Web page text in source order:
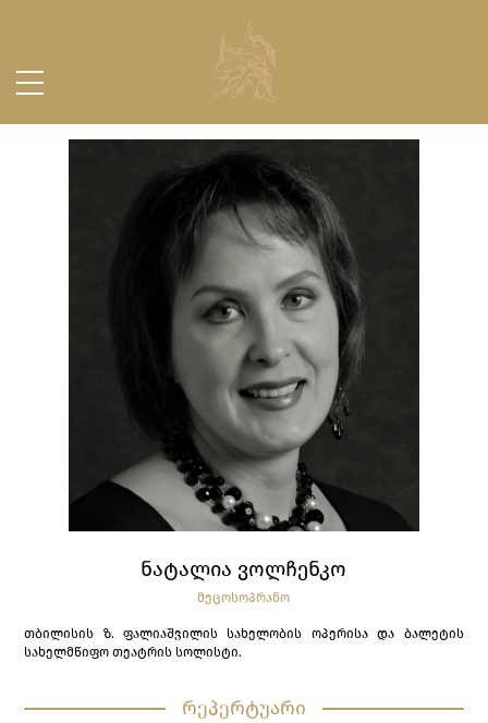
ᲜᲐᲢᲐᲚᲘᲐ ᲕᲝᲚᲩᲔᲜᲙᲝ
ᲛᲔᲪᲝᲡᲝᲞᲠᲐᲜᲝ
თბილისის ზ. ფალიაშვილის სახელობის ოპერისა და ბალეტის
სახელმწიფო თეატრის სოლისტი.
რეპერტუარი